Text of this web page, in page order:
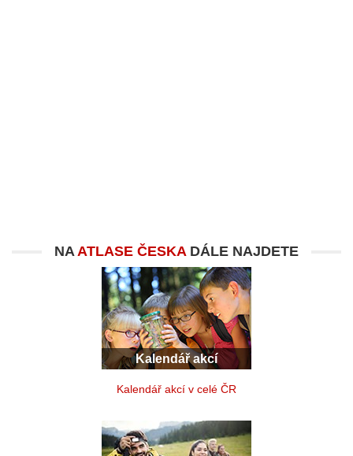
NAATLASE ČESKADÁLE NAJDETE
Kalendář akcí
Kalendář akcí v celé ČR